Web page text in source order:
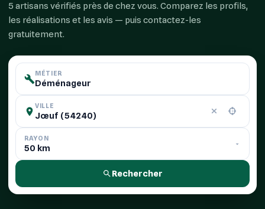
5 artisans vérifiés près de chez vous. Comparez les profils,
les réalisations et les avis — puis contactez-les
gratuitement.
MÉTIER
VILLE
RAYON
Rechercher